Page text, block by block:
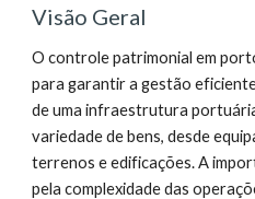
Visão Geral
O controle patrimonial em
para garantir a gestão
de uma infraestrutura
variedade de bens, desde
terrenos e edificações. A
pela complexidade das